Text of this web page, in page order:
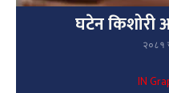
घटेन किशोरी
२०८१
IN